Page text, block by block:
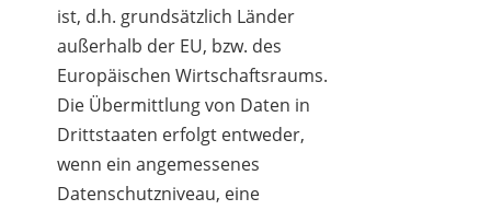
ist, d.h. grundsätzlich Länder
außerhalb der EU, bzw. des
Europäischen Wirtschaftsraums.
Die Übermittlung von Daten in
Drittstaaten erfolgt entweder,
wenn ein angemessenes
Datenschutzniveau, eine